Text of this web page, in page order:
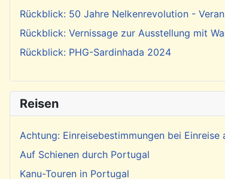
Rückblick: 50 Jahre Nelkenrevolution -
Rückblick: Vernissage zur Ausstellung mit
Rückblick: PHG-Sardinhada 2024
Reisen
Achtung: Einreisebestimmungen bei
Auf Schienen durch Portugal
Kanu-Touren in Portugal